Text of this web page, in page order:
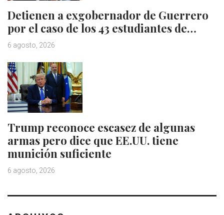
Detienen a exgobernador de Guerrero
por el caso de los 43 estudiantes de…
6 agosto, 2026
Trump reconoce escasez de algunas
armas pero dice que EE.UU. tiene
munición suficiente
6 agosto, 2026